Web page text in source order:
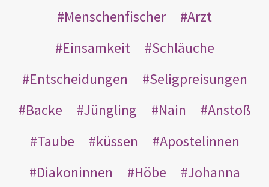
Menschenfischer
Arzt
Einsamkeit
Schläuche
Entscheidungen
Seligpreisungen
Backe
Jüngling Nain
Anstoß
Taube
küssen
Apostelinnen
Diakoninnen
Höbe
Johanna